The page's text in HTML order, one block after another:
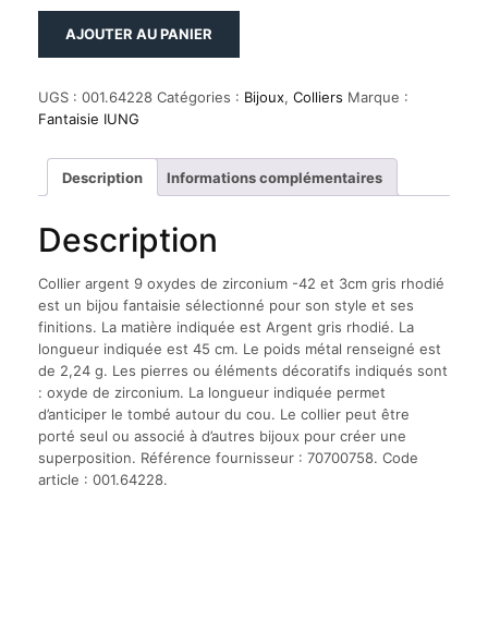
9
oxydes
zirconium
-42
3cm
rhodié
AJOUTER AU PANIER
UGS : 001.64228 Catégories : Bijoux, Colliers Marque :
Fantaisie IUNG
Description Informations complémentaires
Description
Collier argent 9 oxydes de zirconium -42 et 3cm gris rhodié
est un bijou fantaisie sélectionné pour son style et ses
finitions. La matière indiquée est Argent gris rhodié. La
longueur indiquée est 45 cm. Le poids métal renseigné est
de 2,24 g. Les pierres ou éléments décoratifs indiqués sont
: oxyde de zirconium. La longueur indiquée permet
d’anticiper le tombé autour du cou. Le collier peut être
porté seul ou associé à d’autres bijoux pour créer une
superposition. Référence fournisseur : 70700758. Code
article : 001.64228.